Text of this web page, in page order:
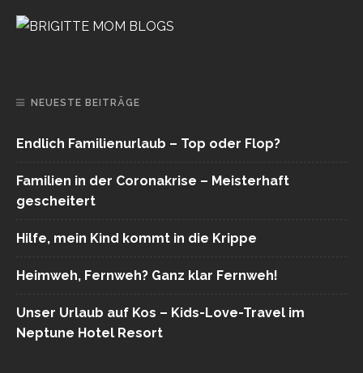
NEUESTE BEITRÄGE
Endlich Familienurlaub – Top oder Flop?
Familien in der Coronakrise – Meisterhaft
gescheitert
Hilfe, mein Kind kommt in die Krippe
Heimweh, Fernweh? Ganz klar Fernweh!
Unser Urlaub auf Kos – Kids-Love-Travel im
Neptune Hotel Resort